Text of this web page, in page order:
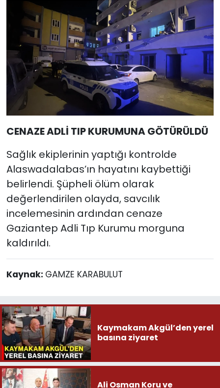
CENAZE ADLİ TIP KURUMUNA GÖTÜRÜLDÜ
Sağlık ekiplerinin yaptığı kontrolde
Alaswadalabas’ın hayatını kaybettiği
belirlendi. Şüpheli ölüm olarak
değerlendirilen olayda, savcılık
incelemesinin ardından cenaze
Gaziantep Adli Tıp Kurumu morguna
kaldırıldı.
Kaynak: GAMZE KARABULUT
Kaymakam Akgül’den yerel
basına ziyaret
Ali Osman Koru ve